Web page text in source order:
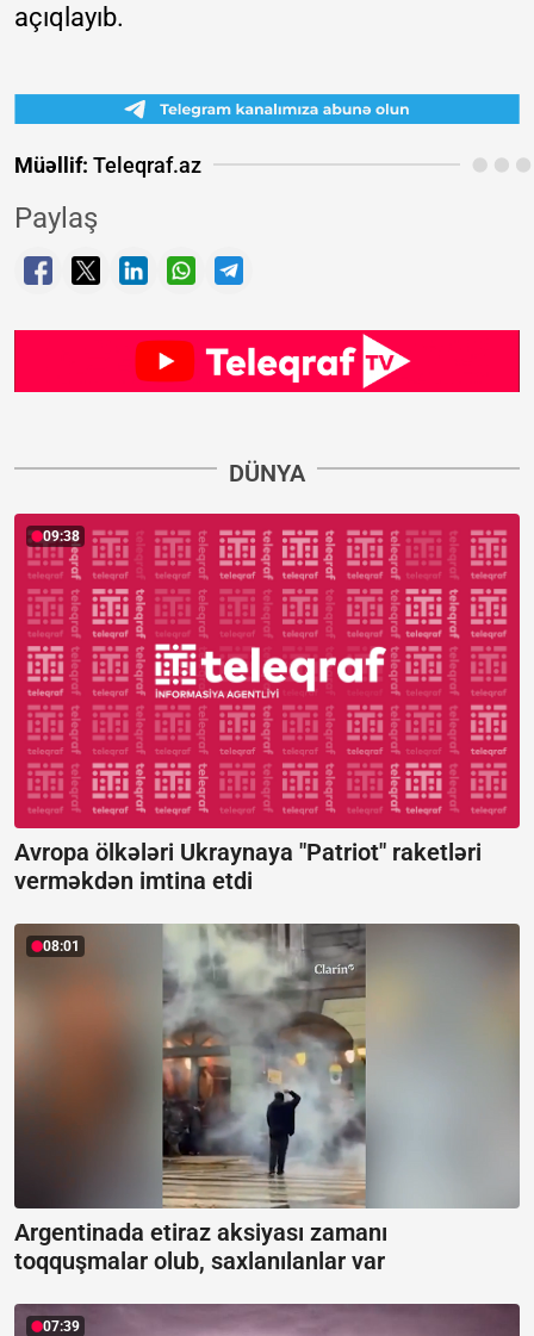
açıqlayıb.
Müəllif: Teleqraf.az
Paylaş
DÜNYA
09:38
Avropa ölkələri Ukraynaya "Patriot" raketləri
verməkdən imtina etdi
08:01
Argentinada etiraz aksiyası zamanı
toqquşmalar olub, saxlanılanlar var
07:39